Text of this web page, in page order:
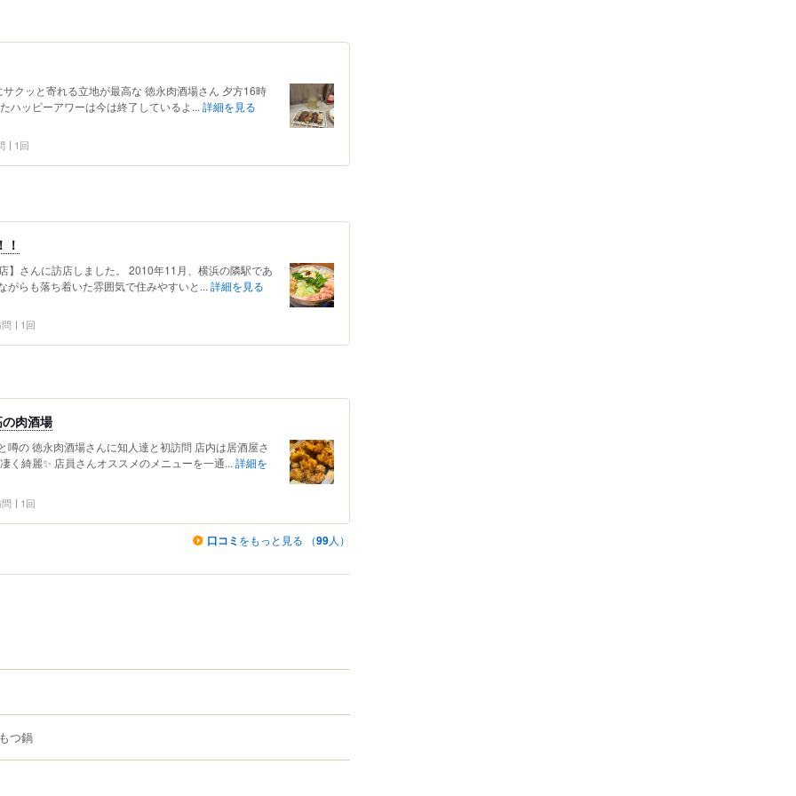
クッと寄れる立地が最高な 徳永肉酒場さん 夕方16時
ハッピーアワーは今は終了しているよ... 詳細を見る
1回
】さんに訪店しました。 2010年11月、横浜の隣駅であ
がらも落ち着いた雰囲気で住みやすいと... 詳細を見る
1回
肉酒場
噂の 徳永肉酒場さんに知人達と初訪問 店内は居酒屋さ
く綺麗✨ 店員さんオススメのメニューを一通... 詳細を
1回
口コミ をもっと見る （99人）
つ鍋